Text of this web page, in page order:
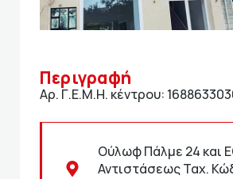
Περιγραφή
Αρ. Γ.Ε.Μ.Η. κέντρου:
Ούλωφ Πάλμε 24 και
Αντιστάσεως Ταχ.